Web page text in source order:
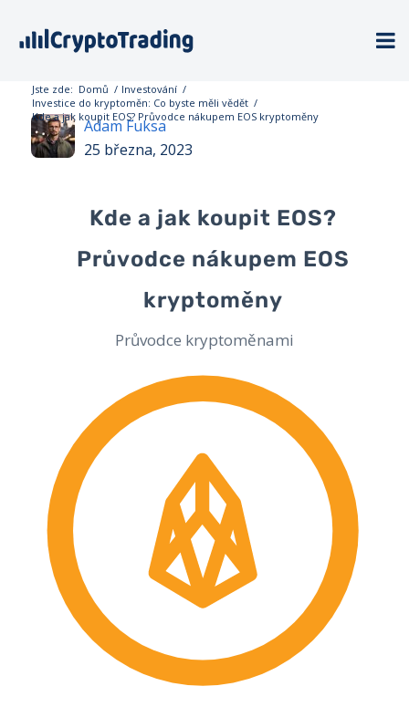
Jste zde: Domů / Investování /
Investice do kryptoměn: Co byste měli vědět /
Kde a jak koupit EOS? Průvodce nákupem EOS kryptoměny
Adam Fuksa
25 března, 2023
Kde a jak koupit EOS?
Průvodce nákupem EOS
kryptoměny
Průvodce kryptoměnami